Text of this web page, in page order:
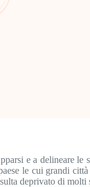
e a delineare le
le cui grandi
deprivato di molti